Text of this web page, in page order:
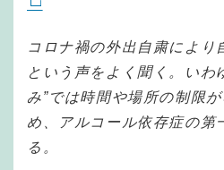
コロナ禍の外出自粛により
という声をよく聞く。いわ
み”では時間や場所の制限
め、アルコール依存症の第
る。